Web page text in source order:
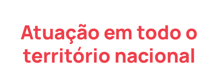
Atuação em todo o
território nacional